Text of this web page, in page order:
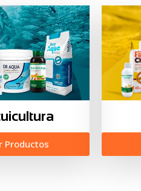
Productos